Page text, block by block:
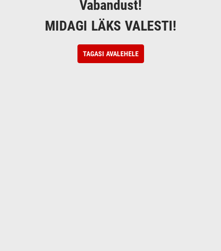
Vabandust!
MIDAGI LÄKS VALESTI!
TAGASI AVALEHELE